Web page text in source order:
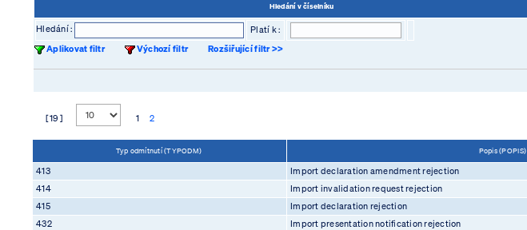
Hledání v číselníku
Hledání :
Platí k :
Aplikovat filtr
Výchozí filtr Rozšiřující filtr >>
[ 19 ] 1 2
Typ odmítnutí (TYPODM) Popis (POPIS)
413 Import declaration amendment rejection
414
Import invalidation request rejection
415
Import declaration rejection
432
Import presentation notification rejection